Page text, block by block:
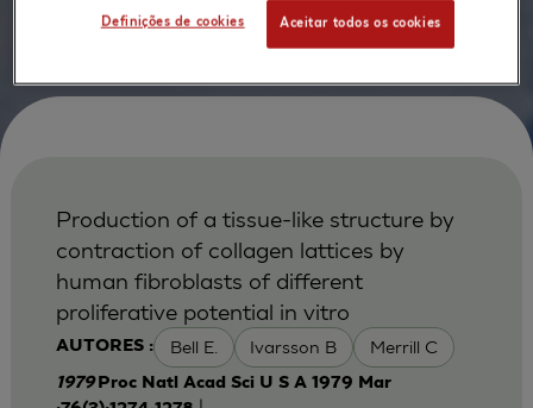
AUTORES : Bell E. Ivarsson B Merrill C
Production of a tissue-like structure by
contraction of collagen lattices by
human fibroblasts of different
proliferative potential in vitro
1979 Proc Natl Acad Sci U S A 1979 Mar
Definições de cookies Aceitar todos os cookies